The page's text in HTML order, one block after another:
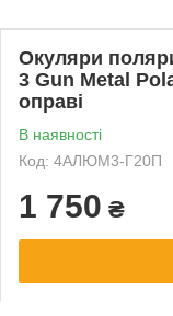
Окуляри
3 Gun Metal
оправі
В наявності
Код: 4АЛЮМ3-Г20П
1 750 ₴